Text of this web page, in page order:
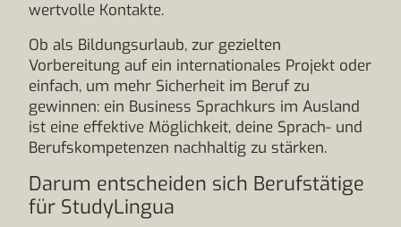
wertvolle Kontakte.
Ob als Bildungsurlaub, zur gezielten
Vorbereitung auf ein internationales Projekt oder
einfach, um mehr Sicherheit im Beruf zu
gewinnen: ein Business Sprachkurs im Ausland
ist eine effektive Möglichkeit, deine Sprach- und
Berufskompetenzen nachhaltig zu stärken.
Darum entscheiden sich Berufstätige
für StudyLingua